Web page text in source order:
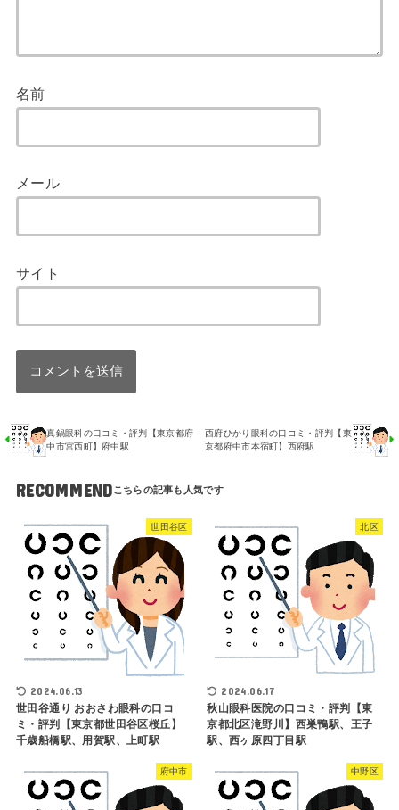
名前
メール
サイト
真鍋眼科の口コミ・評判【東京都府
中市宮西町】府中駅
西府ひかり眼科の口コミ・評判【東
京都府中市本宿町】西府駅
RECOMMEND
世田谷区
2024.06.13
世田谷通り おおさわ眼科の口コ
ミ・評判【東京都世田谷区桜丘】
千歳船橋駅、用賀駅、上町駅
北区
2024.06.17
秋山眼科医院の口コミ・評判【東
京都北区滝野川】西巣鴨駅、王子
駅、西ヶ原四丁目駅
府中市 中野区